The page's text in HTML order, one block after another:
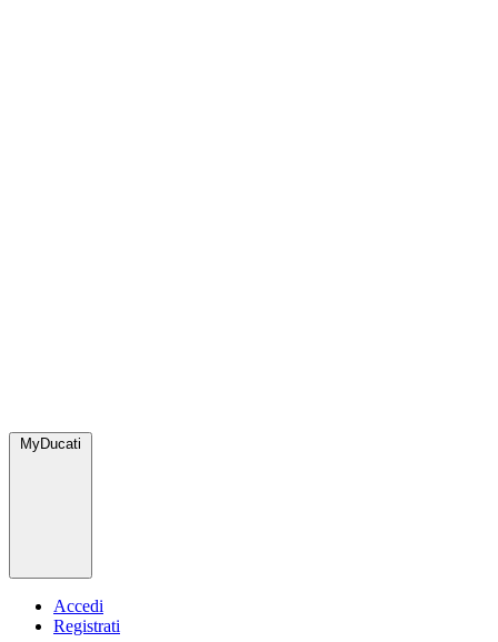
MyDucati
Accedi
Registrati